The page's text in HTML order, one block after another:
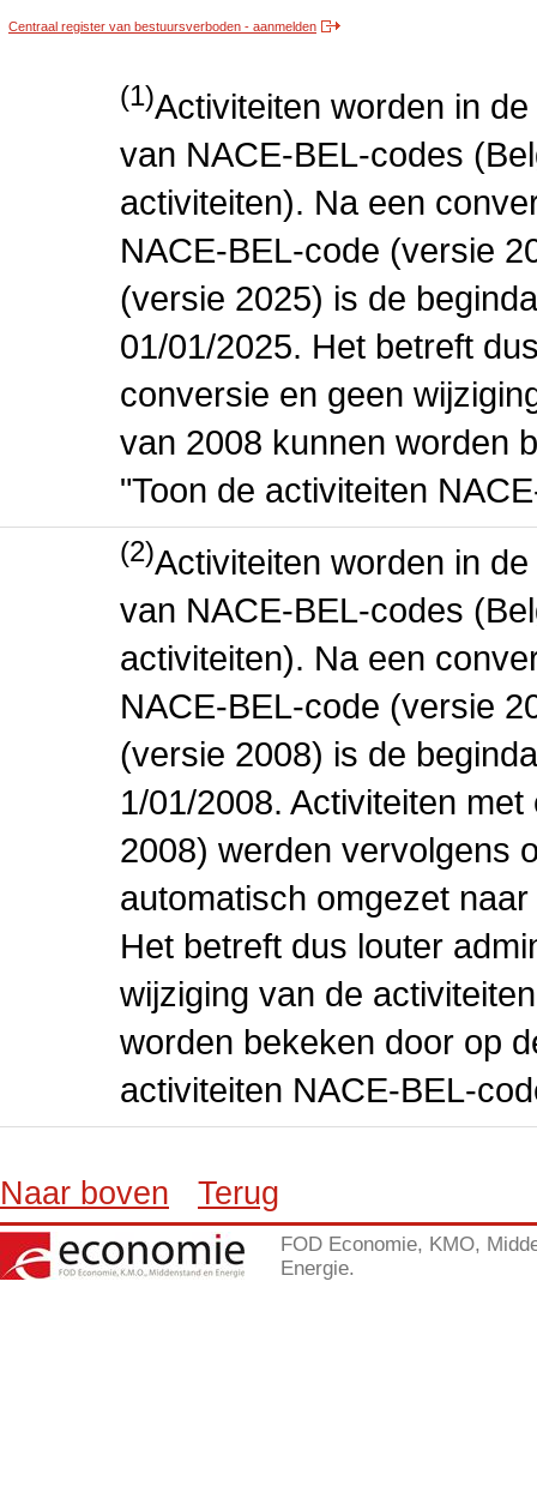
Centraal register van bestuursverboden - aanmelden
(1)Activiteiten worden in
van NACE-BEL-codes
activiteiten). Na een
NACE-BEL-code (versie
(versie 2025) is de
01/01/2025. Het betreft
conversie en geen
van 2008 kunnen worden
"Toon de activiteiten
(2)Activiteiten worden in
van NACE-BEL-codes
activiteiten). Na een
NACE-BEL-code (versie
(versie 2008) is de
1/01/2008. Activiteiten
2008) werden vervolgens
automatisch omgezet
Het betreft dus louter
wijziging van de
worden bekeken door op
activiteiten NACE-BEL-
Naar boven Terug
FOD Economie, KMO,
Energie.